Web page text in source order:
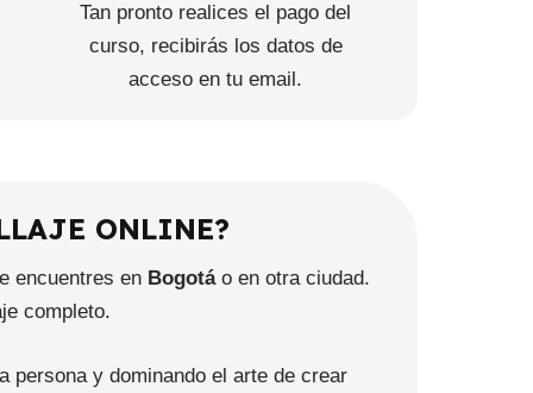
Tan pronto realices el pago del
curso, recibirás los datos de
acceso en tu email.
ONLINE?
encuentres en Bogotáo en otra ciudad.
completo.
persona y dominando el arte de crear